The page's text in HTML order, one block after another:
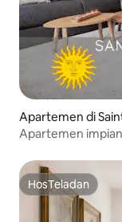
Apartemen di
Apartemen
HosTeladan
HosTeladan